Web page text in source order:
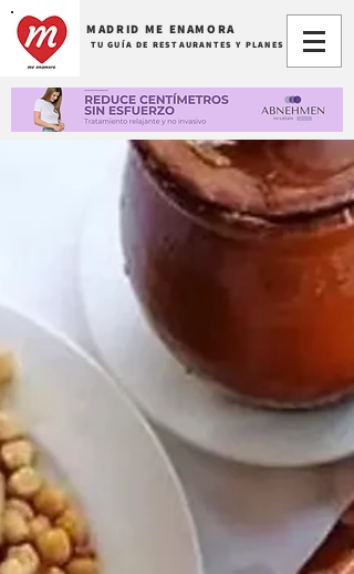
MADRID ME ENAMORA
TU GUÍA DE RESTAURANTES Y PLANES